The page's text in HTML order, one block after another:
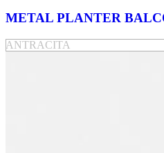
METAL PLANTER
ANTRACITA